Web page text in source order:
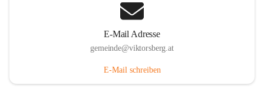
E-Mail Adresse
gemeinde@viktorsberg.at
E-Mail schreiben